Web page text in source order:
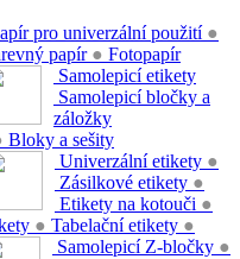
pro univerzální použití ●
papír ● Fotopapír
Samolepicí etikety
Univerzální etikety ●
Zásilkové etikety ●
Etikety na kotouči ●
● Tabelační etikety ●
Samolepicí bločky a
záložky
Samolepicí Z-bločky ●
Bloky a sešity